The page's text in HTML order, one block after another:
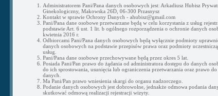
Administratorem Pani/Pana danych osobowych jest: Arkadiusz Hubisz
Ginekologiczny, Makowska 26D, 06-300 Przasnysz
Kontakt w sprawie Ochrony Danych - ahubisz@gmail.com
Pani/Pana dane osobowe przetwarzane będą w celu korzystania z usług
podstawie Art. 6 ust. 1 lit. b ogólnego rozporządzenia o ochronie danych
kwietnia 2016 r.
Odbiorcami Pani/Pana danych osobowych będą wyłącznie podmioty
danych osobowych na podstawie przepisów prawa oraz podmioty
usług.
Pani/Pana dane osobowe przechowywane będą przez okres 5 lat.
Posiada Pani/Pan prawo do żądania od administratora dostępu do danych
do ich sprostowania, usunięcia lub ograniczenia przetwarzania oraz prawo do
danych.
Ma Pani/Pan prawo wniesienia skargi do organu nadzorczego.
Podanie danych osobowych jest dobrowolne, jednakże odmowa podania
skutkować odmową realizacji rejestracji wizyty.